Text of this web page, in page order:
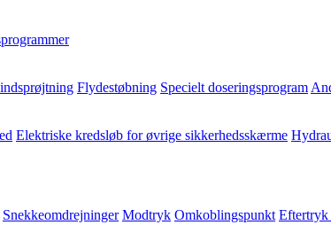
Flydestøbning Specielt doseringsprogram
Elektriske kredsløb for øvrige sikkerhedsskærme
Snekkeomdrejninger Modtryk Omkoblingspunkt Eftertryk